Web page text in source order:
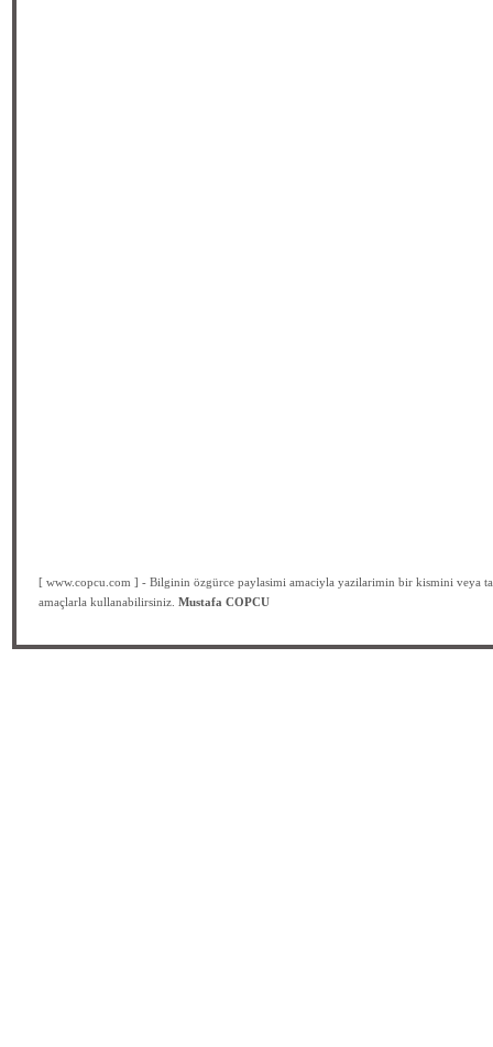
[ www.copcu.com ] - Bilginin özgürce paylasimi amaciyla yazilarimin bir kismini veya
amaçlarla kullanabilirsiniz. Mustafa COPCU